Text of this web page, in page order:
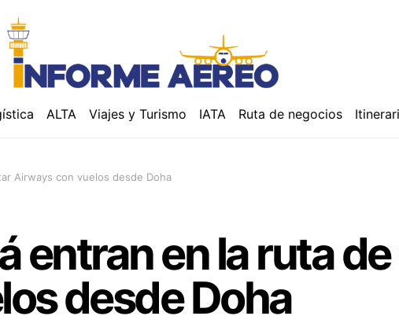
ALTA Viajes y Turismo IATA Ruta de negocios
Airways con vuelos desde Doha
entran en la ruta
desde Doha